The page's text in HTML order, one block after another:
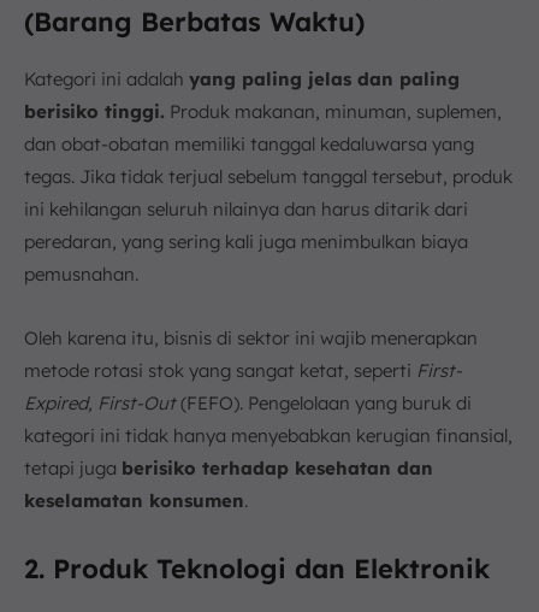
(Barang Berbatas Waktu)
Kategori ini adalah yang paling jelas dan paling
berisiko tinggi. Produk makanan, minuman, suplemen,
dan obat-obatan memiliki tanggal kedaluwarsa yang
tegas. Jika tidak terjual sebelum tanggal tersebut, produk
ini kehilangan seluruh nilainya dan harus ditarik dari
peredaran, yang sering kali juga menimbulkan biaya
pemusnahan.
Oleh karena itu, bisnis di sektor ini wajib menerapkan
metode rotasi stok yang sangat ketat, seperti First-
Expired, First-Out(FEFO). Pengelolaan yang buruk di
kategori ini tidak hanya menyebabkan kerugian finansial,
tetapi juga berisiko terhadap kesehatan dan
keselamatan konsumen.
2. Produk Teknologi dan Elektronik